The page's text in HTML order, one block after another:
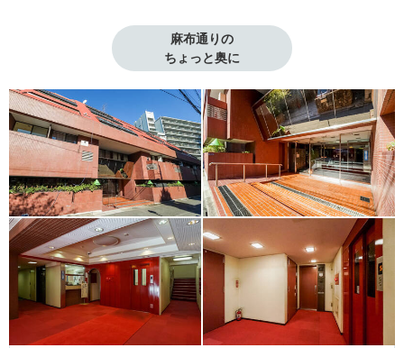
麻布通りの
ちょっと奥に